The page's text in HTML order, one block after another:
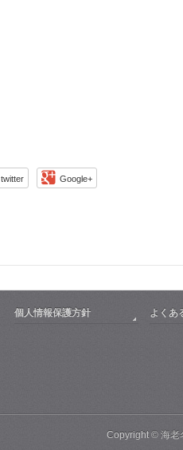
twitter Google+
個人情報保護方針 よくあ
Copyright © 海老